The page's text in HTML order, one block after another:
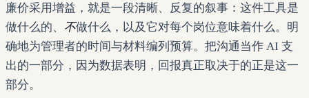
廉价采用增益，就是一段清晰、反复的叙事：这件工具是
做什么的、 不做什么，以及它对每个岗位意味着什么。明
确地为管理者的时间与材料编列预算。把沟通当作 AI 支
出的一部分，因为数据表明，回报真正取决于的正是这一
部分。